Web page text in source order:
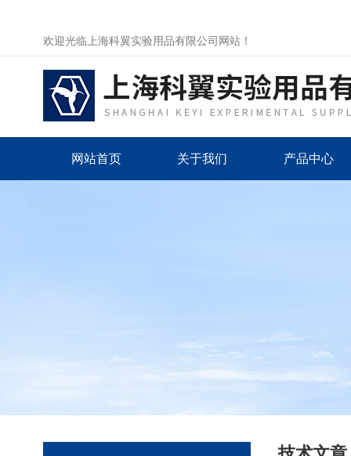
欢迎光临上海科翼实验用品有限公司网站！
网站首页 关于我们 产品中心